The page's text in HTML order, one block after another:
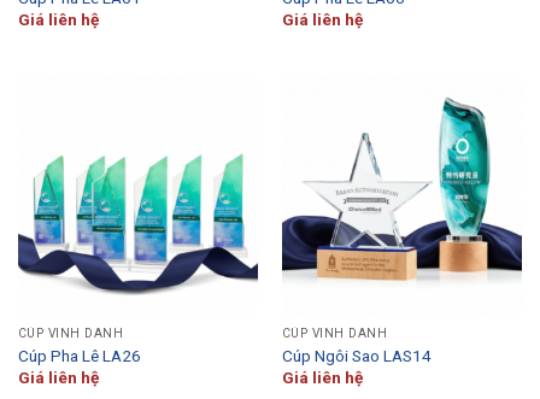
Giá liên hệ
Giá liên hệ
CÚP VINH DANH
Cúp Pha Lê LA26
Giá liên hệ
CÚP VINH DANH
Cúp Ngôi Sao LAS14
Giá liên hệ